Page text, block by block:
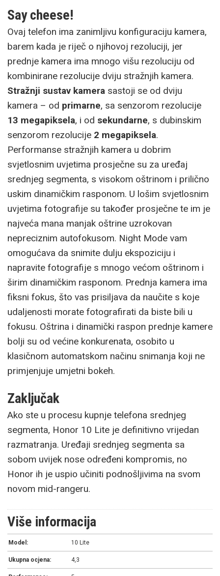
Say cheese!
Ovaj telefon ima zanimljivu konfiguraciju kamera,
barem kada je riječ o njihovoj rezoluciji, jer
prednje kamera ima mnogo višu rezoluciju od
kombinirane rezolucije dviju stražnjih kamera.
Stražnji sustav kamera sastoji se od dviju
kamera – od primarne, sa senzorom rezolucije
13 megapiksela, i od sekundarne, s dubinskim
senzorom rezolucije 2 megapiksela.
Performanse stražnjih kamera u dobrim
svjetlosnim uvjetima prosječne su za uređaj
srednjeg segmenta, s visokom oštrinom i prilično
uskim dinamičkim rasponom. U lošim svjetlosnim
uvjetima fotografije su također prosječne te im je
najveća mana manjak oštrine uzrokovan
nepreciznim autofokusom. Night Mode vam
omogućava da snimite dulju ekspoziciju i
napravite fotografije s mnogo većom oštrinom i
širim dinamičkim rasponom. Prednja kamera ima
fiksni fokus, što vas prisiljava da naučite s koje
udaljenosti morate fotografirati da biste bili u
fokusu. Oštrina i dinamički raspon prednje kamere
bolji su od većine konkurenata, osobito u
klasičnom automatskom načinu snimanja koji ne
primjenjuje umjetni bokeh.
Zaključak
Ako ste u procesu kupnje telefona srednjeg
segmenta, Honor 10 Lite je definitivno vrijedan
razmatranja. Uređaji srednjeg segmenta sa
sobom uvijek nose određeni kompromis, no
Honor ih je uspio učiniti podnošljivima na svom
novom mid-rangeru.
Više informacija
Model: 10 Lite
Ukupna ocjena: 4,3